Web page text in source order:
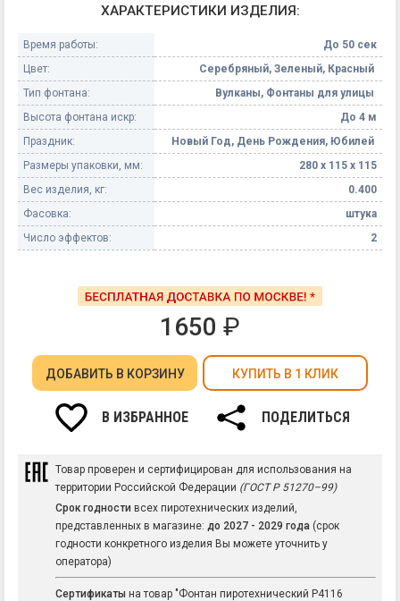
ХАРАКТЕРИСТИКИ ИЗДЕЛИЯ:
Время работы:
До 50 сек
Цвет:
Серебряный, Зеленый, Красный
Тип фонтана:
Вулканы, Фонтаны для улицы
Высота фонтана искр:
До 4 м
Праздник:
Новый Год, День Рождения, Юбилей
Размеры упаковки, мм:
280 х 115 х 115
Вес изделия, кг:
0.400
Фасовка:
штука
Число эффектов:
2
1650 ₽
ДОБАВИТЬ В КОРЗИНУ КУПИТЬ В 1 КЛИК
В ИЗБРАННОЕ ПОДЕЛИТЬСЯ
Товар проверен и сертифицирован для использования на
территории Российской Федерации (ГОСТ Р 51270–99)
Срок годности всех пиротехнических изделий,
представленных в магазине: до 2027 - 2029 года (срок
годности конкретного изделия Вы можете уточнить у
оператора)
Сертификаты на товар "Фонтан пиротехнический Р4116